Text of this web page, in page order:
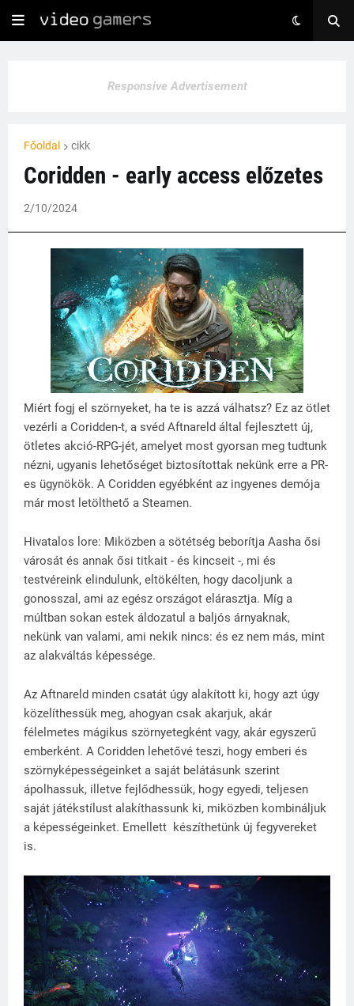
Responsive Advertisement
Főoldal cikk
Coridden - early access előzetes
2/10/2024
Miért fogj el szörnyeket, ha te is azzá válhatsz? Ez az ötlet
vezérli a Coridden-t, a svéd Aftnareld által fejlesztett új,
ötletes akció-RPG-jét, amelyet most gyorsan meg tudtunk
nézni, ugyanis lehetőséget biztosítottak nekünk erre a PR-
es ügynökök. A Coridden egyébként az ingyenes demója
már most letölthető a Steamen.
Hivatalos lore: Miközben a sötétség beborítja Aasha ősi
városát és annak ősi titkait - és kincseit -, mi és
testvéreink elindulunk, eltökélten, hogy dacoljunk a
gonosszal, ami az egész országot elárasztja. Míg a
múltban sokan estek áldozatul a baljós árnyaknak,
nekünk van valami, ami nekik nincs: és ez nem más, mint
az alakváltás képessége.
Az Aftnareld minden csatát úgy alakított ki, hogy azt úgy
közelíthessük meg, ahogyan csak akarjuk, akár
félelmetes mágikus szörnyetegként vagy, akár egyszerű
emberként. A Coridden lehetővé teszi, hogy emberi és
szörnyképességeinket a saját belátásunk szerint
ápolhassuk, illetve fejlődhessük, hogy egyedi, teljesen
saját játékstílust alakíthassunk ki, miközben kombináljuk
a képességeinket. Emellett készíthetünk új fegyvereket
is.